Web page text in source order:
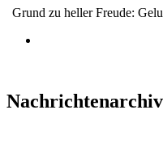
Grund zu heller Freude: